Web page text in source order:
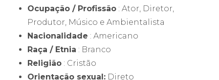
Ocupação / Profissão : Ator, Diretor,
Produtor, Músico e Ambientalista
Nacionalidade : Americano
Raça / Etnia : Branco
Religião : Cristão
Orientação sexual: Direto